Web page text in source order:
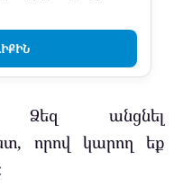
Ձեզ անցնել
որով կարող եք